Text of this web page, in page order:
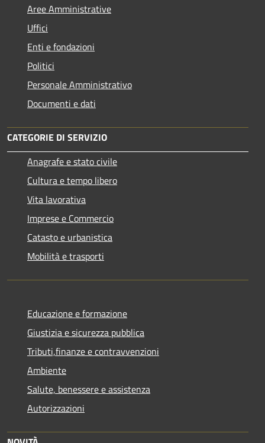
Aree Amministrative
Uffici
Enti e fondazioni
Politici
Personale Amministrativo
Documenti e dati
CATEGORIE DI SERVIZIO
Anagrafe e stato civile
Cultura e tempo libero
Vita lavorativa
Imprese e Commercio
Catasto e urbanistica
Mobilità e trasporti
Educazione e formazione
Giustizia e sicurezza pubblica
Tributi,finanze e contravvenzioni
Ambiente
Salute, benessere e assistenza
Autorizzazioni